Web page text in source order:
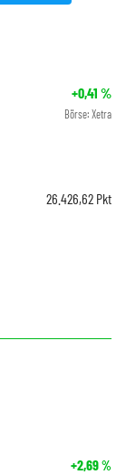
+0,41 %
Börse: Xetra
26.426,62 Pkt
+2,69%